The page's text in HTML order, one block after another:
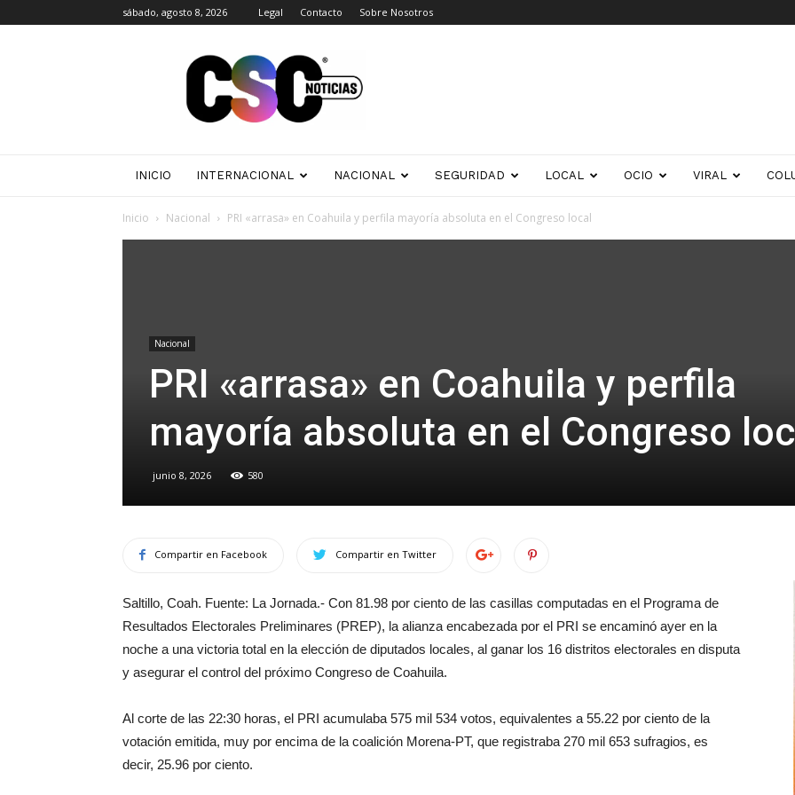
sábado, agosto 8, 2026 Legal Contacto Sobre Nosotros
Noticias
INICIO INTERNACIONAL NACIONAL SEGURIDAD LOCAL OCIO VIRAL
Inicio Nacional PRI «arrasa» en Coahuila y perfila mayoría absoluta en el Congreso local
Nacional
PRI «arrasa» en Coahuila y perfila
mayoría absoluta en el Congreso
junio 8, 2026 580
Compartir en Facebook Compartir en Twitter
Saltillo, Coah. Fuente: La Jornada.- Con 81.98 por ciento de las casillas computadas en el Programa de
Resultados Electorales Preliminares (PREP), la alianza encabezada por el PRI se encaminó ayer en la
noche a una victoria total en la elección de diputados locales, al ganar los 16 distritos electorales en disputa
y asegurar el control del próximo Congreso de Coahuila.
Al corte de las 22:30 horas, el PRI acumulaba 575 mil 534 votos, equivalentes a 55.22 por ciento de la
votación emitida, muy por encima de la coalición Morena-PT, que registraba 270 mil 653 sufragios, es
decir, 25.96 por ciento.